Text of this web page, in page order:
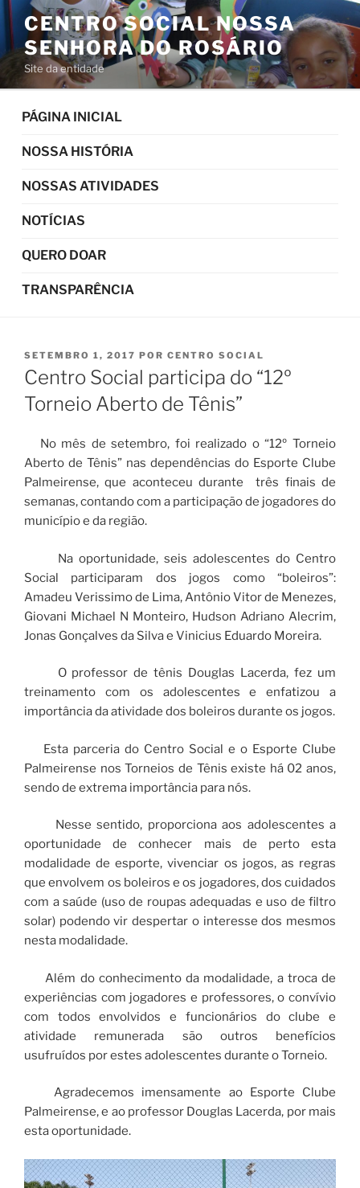
Pular
para
conteúdo
CENTRO SOCIAL NOSSA
SENHORA DO ROSÁRIO
Site da entidade
PÁGINA INICIAL
NOSSA HISTÓRIA
NOSSAS ATIVIDADES
NOTÍCIAS
QUERO DOAR
TRANSPARÊNCIA
PUBLICADO
EM
SETEMBRO 1, 2017 POR CENTRO SOCIAL
Centro Social participa do “12º
Torneio Aberto de Tênis”
No mês de setembro, foi realizado o “12º Torneio
Aberto de Tênis” nas dependências do Esporte Clube
Palmeirense, que aconteceu durante três finais de
semanas, contando com a participação de jogadores do
município e da região.
Na oportunidade, seis adolescentes do Centro
Social participaram dos jogos como “boleiros”:
Amadeu Verissimo de Lima, Antônio Vitor de Menezes,
Giovani Michael N Monteiro, Hudson Adriano Alecrim,
Jonas Gonçalves da Silva e Vinicius Eduardo Moreira.
O professor de tênis Douglas Lacerda, fez um
treinamento com os adolescentes e enfatizou a
importância da atividade dos boleiros durante os jogos.
Esta parceria do Centro Social e o Esporte Clube
Palmeirense nos Torneios de Tênis existe há 02 anos,
sendo de extrema importância para nós.
Nesse sentido, proporciona aos adolescentes a
oportunidade de conhecer mais de perto esta
modalidade de esporte, vivenciar os jogos, as regras
que envolvem os boleiros e os jogadores, dos cuidados
com a saúde (uso de roupas adequadas e uso de filtro
solar) podendo vir despertar o interesse dos mesmos
nesta modalidade.
Além do conhecimento da modalidade, a troca de
experiências com jogadores e professores, o convívio
com todos envolvidos e funcionários do clube e
atividade remunerada são outros benefícios
usufruídos por estes adolescentes durante o Torneio.
Agradecemos imensamente ao Esporte Clube
Palmeirense, e ao professor Douglas Lacerda, por mais
esta oportunidade.